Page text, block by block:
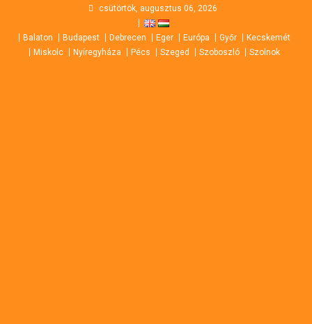
content
csütörtök, augusztus 06, 2026
Balaton Budapest Debrecen Eger Európa Győr
Kecskemét
Miskolc
Nyíregyháza Pécs Szeged Szoboszló Szolnok